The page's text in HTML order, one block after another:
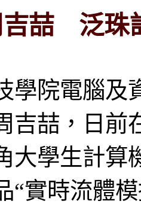
吉喆 泛珠
學院電腦及
吉喆，日前
大學生計算
“實時流體